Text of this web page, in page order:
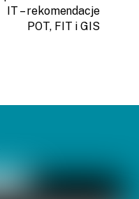
IT – rekomendacje
POT, FIT i GIS